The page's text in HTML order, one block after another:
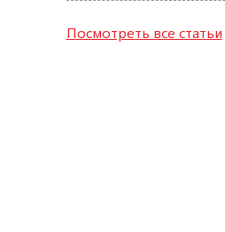
Посмотреть все статьи